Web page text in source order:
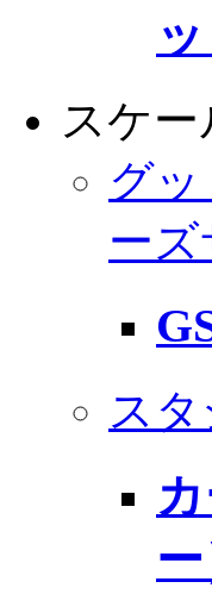
スケー
グ
ー
ス
ー